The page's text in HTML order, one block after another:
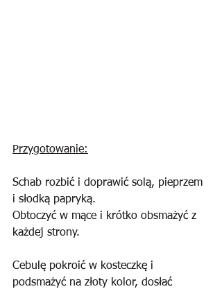
Przygotowanie:
Schab rozbić i doprawić solą, pieprzem
i słodką papryką.
Obtoczyć w mące i krótko obsmażyć z
każdej strony.
Cebulę pokroić w kosteczkę i
podsmażyć na złoty kolor, dosłać